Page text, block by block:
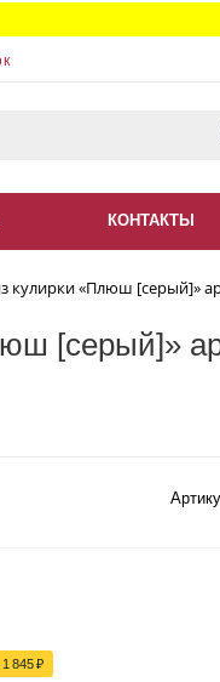
КОНТАКТЫ
«Плюш [серый]»
[серый]»
1 845₽